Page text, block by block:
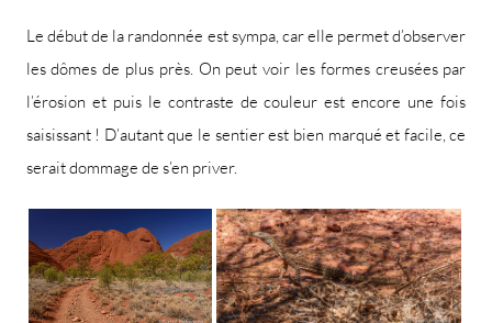
Le début de la randonnée est sympa, car elle permet d’observer
les dômes de plus près. On peut voir les formes creusées par
l’érosion et puis le contraste de couleur est encore une fois
saisissant ! D’autant que le sentier est bien marqué et facile, ce
serait dommage de s’en priver.